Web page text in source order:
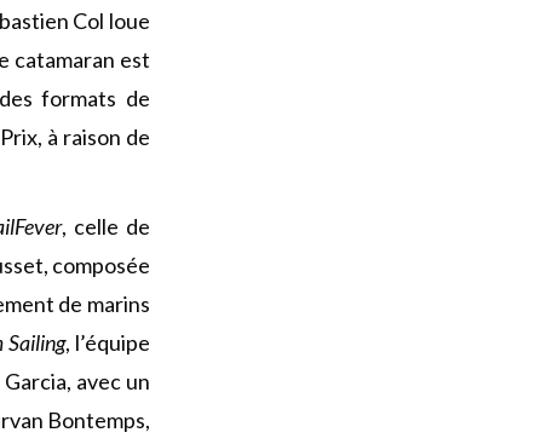
Col loue
catamaran est
formats de
à raison de
, celle de
composée
de marins
Sailing, l’équipe
avec un
Bontemps,